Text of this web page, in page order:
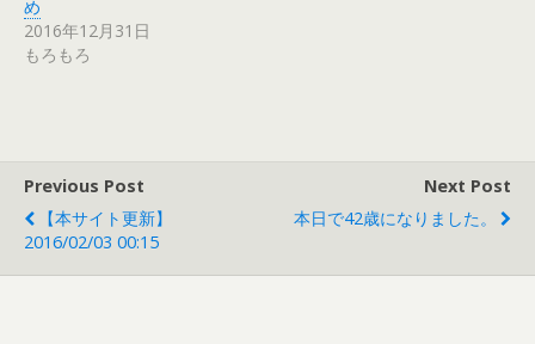
め
2016年12月31日
もろもろ
Previous Post
【本サイト更新】
2016/02/03 00:15
Next Post
本日で42歳になりました。